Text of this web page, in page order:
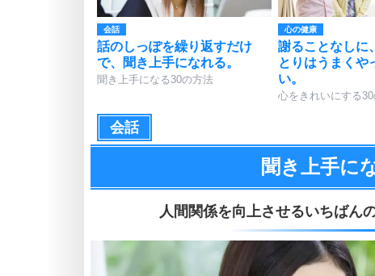
会話
話のしっぽを繰り返すだけ
で、聞き上手になれる。
聞き上手になる30の方法
心の健康
謝ることなしに
とりはうまくや
い。
心をきれいにする
会話
聞き上手に
人間関係を向上させるいちばん